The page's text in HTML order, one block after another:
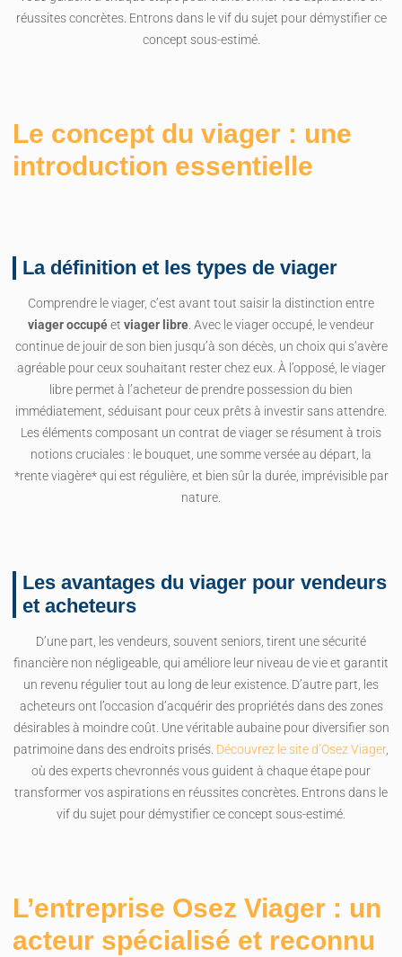
réussites concrètes. Entrons dans le vif du sujet pour démystifier ce
concept sous-estimé.
Le concept du viager : une
introduction essentielle
La définition et les types de viager
Comprendre le viager, c’est avant tout saisir la distinction entre
viager occupéet viager libre. Avec le viager occupé, le vendeur
continue de jouir de son bien jusqu’à son décès, un choix qui s’avère
agréable pour ceux souhaitant rester chez eux. À l’opposé, le viager
libre permet à l’acheteur de prendre possession du bien
immédiatement, séduisant pour ceux prêts à investir sans attendre.
Les éléments composant un contrat de viager se résument à trois
notions cruciales : le bouquet, une somme versée au départ, la
*rente viagère* qui est régulière, et bien sûr la durée, imprévisible par
nature.
Les avantages du viager pour vendeurs
et acheteurs
D’une part, les vendeurs, souvent seniors, tirent une sécurité
financière non négligeable, qui améliore leur niveau de vie et garantit
un revenu régulier tout au long de leur existence. D’autre part, les
acheteurs ont l’occasion d’acquérir des propriétés dans des zones
désirables à moindre coût. Une véritable aubaine pour diversifier son
patrimoine dans des endroits prisés. Découvrez le site d’Osez Viager,
où des experts chevronnés vous guident à chaque étape pour
transformer vos aspirations en réussites concrètes. Entrons dans le
vif du sujet pour démystifier ce concept sous-estimé.
L’entreprise Osez Viager : un
acteur spécialisé et reconnu